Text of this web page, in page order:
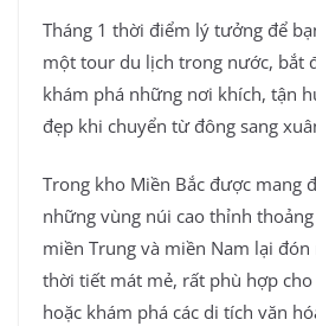
Tháng 1 thời điểm lý tưởng để
một tour du lịch trong nước, bắt
khám phá những nơi khích, tận
đẹp khi chuyển từ đông sang
Trong kho Miền Bắc được mang
những vùng núi cao thỉnh
miền Trung và miền Nam lại đón
thời tiết mát mẻ, rất phù hợp cho
hoặc khám phá các di tích văn